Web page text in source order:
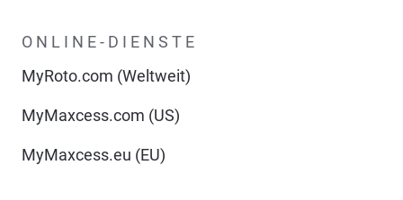
ONLINE-DIENSTE
MyRoto.com (Weltweit)
MyMaxcess.com (US)
MyMaxcess.eu (EU)